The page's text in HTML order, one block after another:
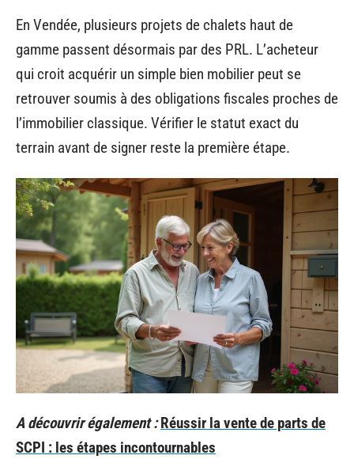
En Vendée, plusieurs projets de chalets haut de
gamme passent désormais par des PRL. L’acheteur
qui croit acquérir un simple bien mobilier peut se
retrouver soumis à des obligations fiscales proches de
l’immobilier classique. Vérifier le statut exact du
terrain avant de signer reste la première étape.
A découvrir également : Réussir la vente de parts de
SCPI : les étapes incontournables